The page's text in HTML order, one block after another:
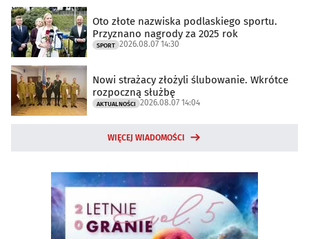
Oto złote nazwiska podlaskiego sportu.
Przyznano nagrody za 2025 rok
SPORT 2026.08.07 14:30
Nowi strażacy złożyli ślubowanie. Wkrótce
rozpoczną służbę
AKTUALNOŚCI 2026.08.07 14:04
WIĘCEJ WIADOMOŚCI